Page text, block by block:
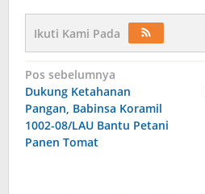
Ikuti Kami Pada
Navigasi
pos
Pos sebelumnya
Dukung Ketahanan
Pangan, Babinsa Koramil
1002-08/LAU Bantu Petani
Panen Tomat